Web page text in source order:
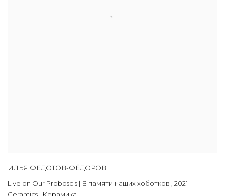
ИЛЬЯ ФЕДОТОВ-ФЁДОРОВ
Live on Our Proboscis | В памяти наших хоботков , 2021